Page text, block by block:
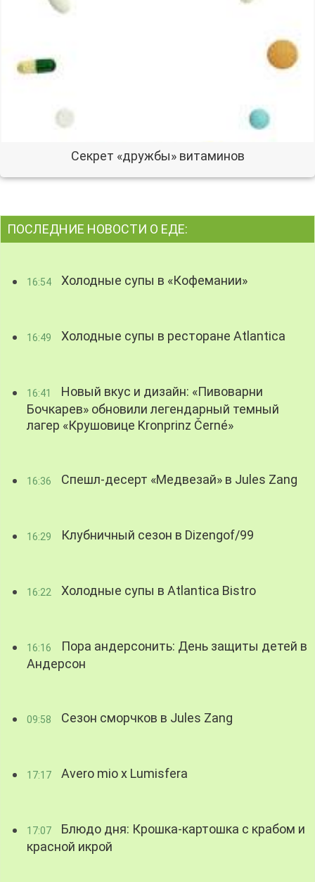
Секрет «дружбы» витаминов
ПОСЛЕДНИЕ НОВОСТИ О ЕДЕ:
16:54 Холодные супы в «Кофемании»
16:49 Холодные супы в ресторане Atlantica
16:41
Новый вкус и дизайн: «Пивоварни
Бочкарев» обновили легендарный темный
лагер «Крушовице Kronprinz Černé»
16:36 Спешл-десерт «Медвезай» в Jules Zang
16:29 Клубничный сезон в Dizengof/99
16:22 Холодные супы в Atlantica Bistro
16:16
Пора андерсонить: День защиты детей в
Андерсон
09:58 Сезон сморчков в Jules Zang
17:17 Avero mio x Lumisfera
17:07
Блюдо дня: Крошка-картошка с крабом и
красной икрой